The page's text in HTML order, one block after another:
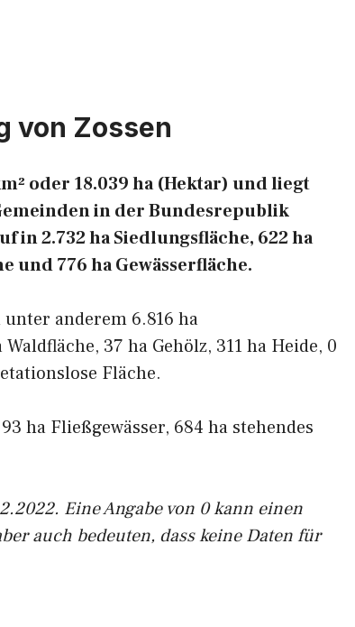
von Zossen
oder 18.039 ha (Hektar) und liegt
in der Bundesrepublik
in 2.732 ha Siedlungsfläche, 622 ha
und 776 ha Gewässerfläche.
anderem 6.816 ha
37 ha Gehölz, 311 ha Heide, 0
Fläche.
ha Fließgewässer, 684 ha stehendes
Eine Angabe von 0 kann einen
auch bedeuten, dass keine Daten für